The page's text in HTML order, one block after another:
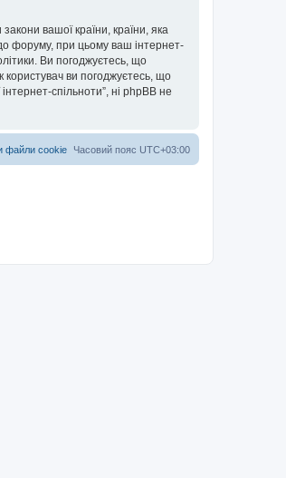
вашої країни, країни, яка
до форуму, при цьому ваш інтернет-
Ви погоджуєтесь, що
користувач ви погоджуєтесь, що
спільноти”, ні phpBB не
Часовий пояс UTC+03:00
файли cookie